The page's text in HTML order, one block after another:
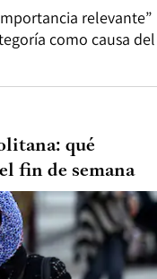
relevante”
como causa del
qué
fin de semana